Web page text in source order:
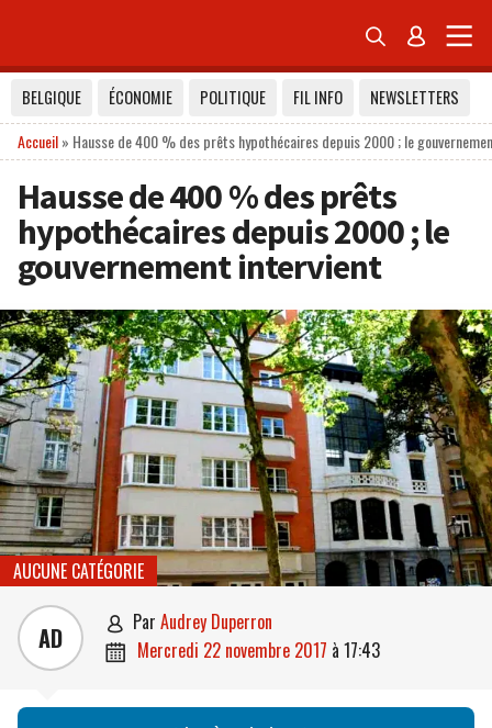
 
BELGIQUE ÉCONOMIE POLITIQUE FIL INFO
NEWSLETTERS
Accueil» Hausse de 400 % des prêts hypothécaires depuis 2000 ; le
Hausse de 400 % des prêts
hypothécaires depuis 2000 ; le
gouvernement intervient
AUCUNE CATÉGORIE
AD  par Audrey Duperron
 mercredi 22 novembre 2017 à 17:43